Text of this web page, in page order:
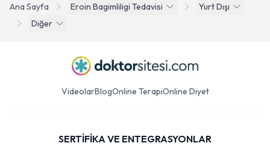
Ana Sayfa Eroin Bagimliligi Tedavisi
Yurt Dışı
Diğer
VideolarBlogOnline TerapiOnline Diyet
SERTİFİKA VE ENTEGRASYONLAR